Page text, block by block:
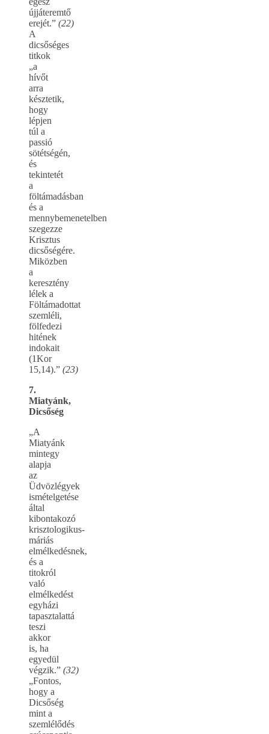
újjáteremtő
erejét.” (22)
A
dicsőséges
titkok
„a
hívőt
arra
késztetik,
hogy
lépjen
túl a
passió
sötétségén,
és
tekintetét
a
föltámadásban
és a
mennybemenetelben
szegezze
Krisztus
dicsőségére.
Miközben
a
keresztény
lélek a
Föltámadottat
szemléli,
fölfedezi
hitének
indokait
(1Kor
15,14).” (23)
7.
Miatyánk,
Dicsőség
„A
Miatyánk
mintegy
alapja
az
Üdvözlégyek
ismételgetése
által
kibontakozó
krisztologikus-
máriás
elmélkedésnek,
és a
titokról
való
elmélkedést
egyházi
tapasztalattá
teszi
akkor
is, ha
egyedül
végzik.” (32)
„Fontos,
hogy a
Dicsőség
mint a
szemlélődés